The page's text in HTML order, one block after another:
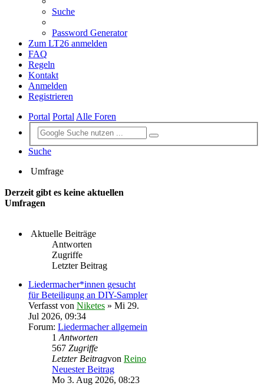
Suche
Password Generator
Zum LT26 anmelden
FAQ
Regeln
Kontakt
Anmelden
Registrieren
Portal PortalAlle Foren
Suche
Umfrage
Derzeit gibt es keine aktuellen
Umfragen
Aktuelle Beiträge
Antworten
Zugriffe
Letzter Beitrag
Liedermacher*innen gesucht
für Beteiligung an DIY-Sampler
Verfasst von Niketes » Mi 29.
Jul 2026, 09:34
Forum: Liedermacher allgemein
1 Antworten
567 Zugriffe
Letzter Beitragvon Reino
Neuester Beitrag
Mo 3. Aug 2026, 08:23